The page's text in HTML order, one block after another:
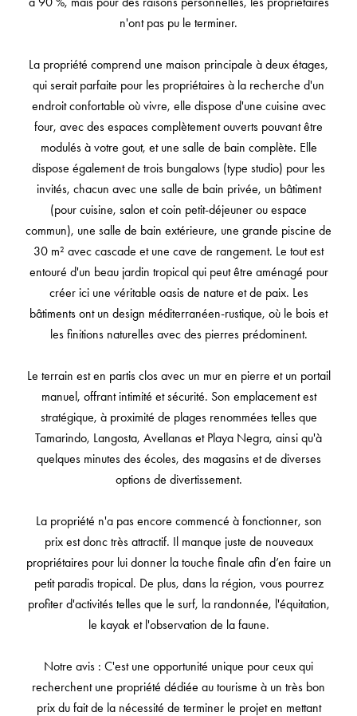
n'ont pas pu le terminer.
La propriété comprend une maison principale à deux étages,
qui serait parfaite pour les propriétaires à la recherche d'un
endroit confortable où vivre, elle dispose d'une cuisine avec
four, avec des espaces complètement ouverts pouvant être
modulés à votre gout, et une salle de bain complète. Elle
dispose également de trois bungalows (type studio) pour les
invités, chacun avec une salle de bain privée, un bâtiment
(pour cuisine, salon et coin petit-déjeuner ou espace
commun), une salle de bain extérieure, une grande piscine de
30 m² avec cascade et une cave de rangement. Le tout est
entouré d'un beau jardin tropical qui peut être aménagé pour
créer ici une véritable oasis de nature et de paix. Les
bâtiments ont un design méditerranéen-rustique, où le bois et
les finitions naturelles avec des pierres prédominent.
Le terrain est en partis clos avec un mur en pierre et un portail
manuel, offrant intimité et sécurité. Son emplacement est
stratégique, à proximité de plages renommées telles que
Tamarindo, Langosta, Avellanas et Playa Negra, ainsi qu'à
quelques minutes des écoles, des magasins et de diverses
options de divertissement.
La propriété n'a pas encore commencé à fonctionner, son
prix est donc très attractif. Il manque juste de nouveaux
propriétaires pour lui donner la touche finale afin d’en faire un
petit paradis tropical. De plus, dans la région, vous pourrez
profiter d'activités telles que le surf, la randonnée, l'équitation,
le kayak et l'observation de la faune.
Notre avis : C'est une opportunité unique pour ceux qui
recherchent une propriété dédiée au tourisme à un très bon
prix du fait de la nécessité de terminer le projet en mettant